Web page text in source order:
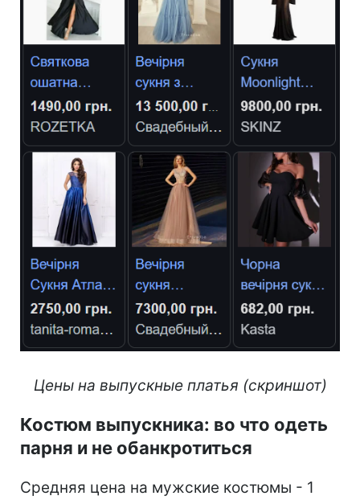
Цены на выпускные платья (скриншот)
Костюм выпускника: во что одеть
парня и не обанкротиться
Средняя цена на мужские костюмы - 1